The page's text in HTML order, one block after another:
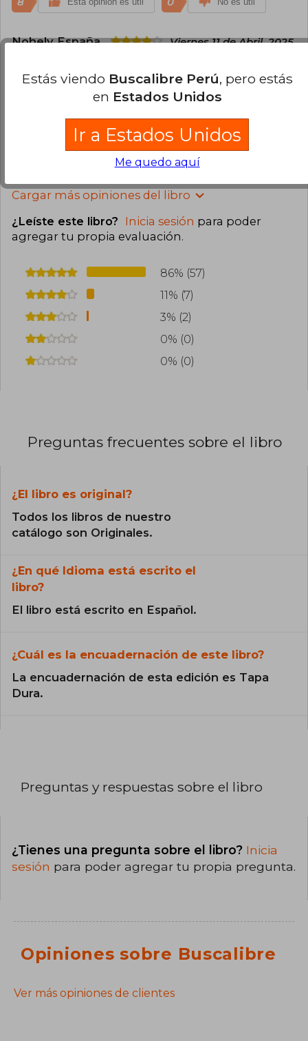
Nohely España
Viernes 11 de Abril, 2025
El libro es la edición especial de tapa dura, en la
descripción dice Tapa blanda y eso genera
confusión pero de allí con el envío y todo súper
Esta opinión es útil 1 No es útil
Cargar más opiniones del libro
¿Leíste este libro? Inicia sesión para poder
agregar tu propia evaluación.
86% (57)
11% (7)
3% (2)
0% (0)
0% (0)
Preguntas frecuentes sobre el libro
¿El libro es original?
Todos los libros de nuestro
catálogo son Originales.
¿En qué Idioma está escrito el
libro?
El libro está escrito en Español.
¿Cuál es la encuadernación de este libro?
La encuadernación de esta edición es Tapa
Dura.
Preguntas y respuestas sobre el libro
¿Tienes una pregunta sobre el libro? Inicia
sesión para poder agregar tu propia pregunta.
Opiniones sobre Buscalibre
Ver más opiniones de clientes
Estás viendo Buscalibre Perú, pero estás
en Estados Unidos
Ir a Estados Unidos
Me quedo aquí